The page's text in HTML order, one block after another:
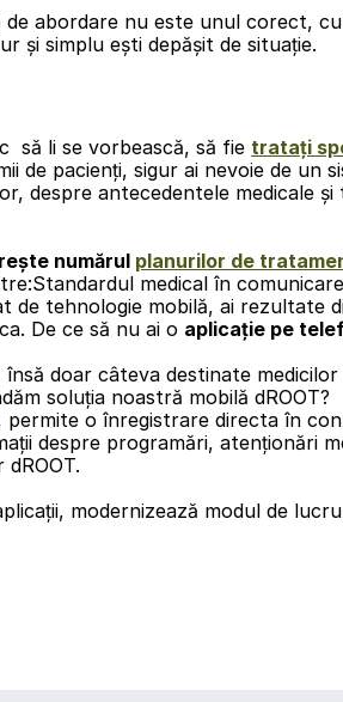
abordare nu este unul corect,
și simplu ești depășit de situație.
să li se vorbească, să fie tratați
de pacienți, sigur ai nevoie de un
despre antecedentele medicale
numărul planurilor de
medical în
de tehnologie mobilă, ai rezultate
De ce să nu ai o aplicație pe
însă doar câteva destinate
soluția noastră mobilă dROOT?
permite o înregistrare directa în
despre programări, atenționări
modernizează modul de